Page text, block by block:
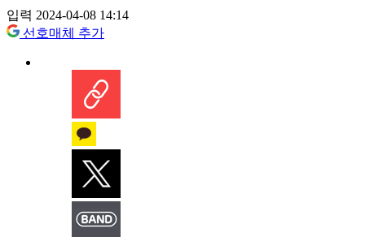
입력 2024-04-08 14:14
선호매체 추가